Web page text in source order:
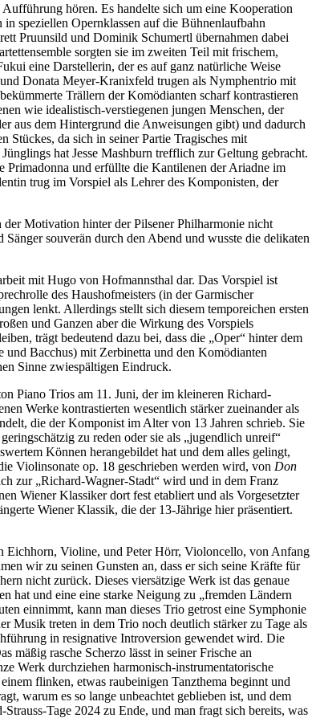
hören. Es handelte sich um eine Kooperation
speziellen Opernklassen auf die Bühnenlaufbahn
Pruunsild und Dominik Schumertl übernahmen dabei
sorgten sie im zweiten Teil mit frischem,
eine Darstellerin, der es auf ganz natürliche Weise
Donata Meyer-Kranixfeld trugen als Nymphentrio mit
Trällern der Komödianten scharf kontrastieren
wie idealistisch-verstiegenen jungen Menschen, der
aus dem Hintergrund die Anweisungen gibt) und dadurch
Stückes, da sich in seiner Partie Tragisches mit
hat Jesse Mashburn trefflich zur Geltung gebracht.
Primadonna und erfüllte die Kantilenen der Ariadne im
trug im Vorspiel als Lehrer des Komponisten, der
Motivation hinter der Pilsener Philharmonie nicht
souverän durch den Abend und wusste die delikaten
mit Hugo von Hofmannsthal dar. Das Vorspiel ist
des Haushofmeisters (in der Garmischer
lenkt. Allerdings stellt sich diesem temporeichen ersten
und Ganzen aber die Wirkung des Vorspiels
trägt bedeutend dazu bei, dass die „Oper“ hinter dem
Bacchus) mit Zerbinetta und den Komödianten
Sinne zwiespältigen Eindruck.
Piano Trios am 11. Juni, der im kleineren Richard-
Werke kontrastierten wesentlich stärker zueinander als
die der Komponist im Alter von 13 Jahren schrieb. Sie
zu reden oder sie als „jugendlich unreif“
Können herangebildet hat und dem alles gelingt,
Violinsonate op. 18 geschrieben werden wird, von Don
zur „Richard-Wagner-Stadt“ wird und in dem Franz
Wiener Klassiker dort fest etabliert und als Vorgesetzter
Wiener Klassik, die der 13-Jährige hier präsentiert.
Eichhorn, Violine, und Peter Hörr, Violoncello, von Anfang
wir zu seinen Gunsten an, dass er sich seine Kräfte für
nicht zurück. Dieses viersätzige Werk ist das genaue
hat und eine eine starke Neigung zu „fremden Ländern
einnimmt, kann man dieses Trio getrost eine Symphonie
Musik treten in dem Trio noch deutlich stärker zu Tage als
in resignative Introversion gewendet wird. Die
mäßig rasche Scherzo lässt in seiner Frische an
Werk durchziehen harmonisch-instrumentatorische
flinken, etwas raubeinigen Tanzthema beginnt und
warum es so lange unbeachtet geblieben ist, und dem
Tage 2024 zu Ende, und man fragt sich bereits, was